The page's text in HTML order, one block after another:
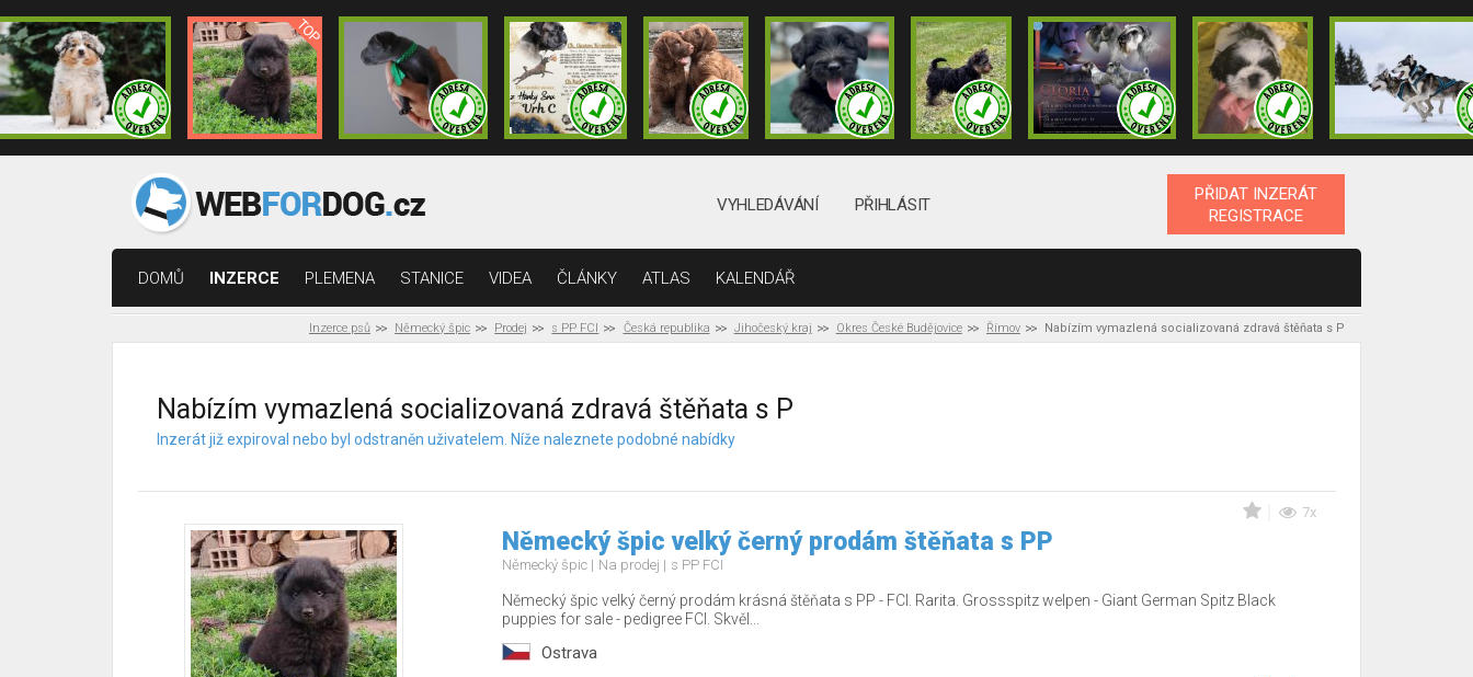
VYHLEDÁVÁNÍ PŘIHLÁSIT
PŘIDAT INZERÁT
REGISTRACE
DOMŮ INZERCE PLEMENA STANICE VIDEA ČLÁNKY ATLAS KALENDÁŘ
Inzerce psů Německý špic Prodej s PP FCI Česká republika Jihočeský kraj Okres České Budějovice Římov Nabízím vymazlená socializovaná zdravá štěňata s P
Nabízím vymazlená socializovaná zdravá štěňata s P
Inzerát již expiroval nebo byl odstraněn uživatelem. Níže naleznete podobné nabídky
7x
Německý špic velký černý prodám štěňata s PP
Německý špic Na prodej s PP FCI
Německý špic velký černý prodám krásná štěňata s PP - FCI. Rarita. Grossspitz welpen - Giant German Spitz Black
puppies for sale - pedigree FCI. Skvěl...
Ostrava